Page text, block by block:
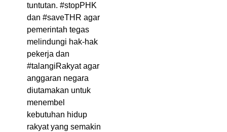
tuntutan. #stopPHK
dan #saveTHR agar
pemerintah tegas
melindungi hak-hak
pekerja dan
#talangiRakyat agar
anggaran negara
diutamakan untuk
menembel
kebutuhan hidup
rakyat yang semakin